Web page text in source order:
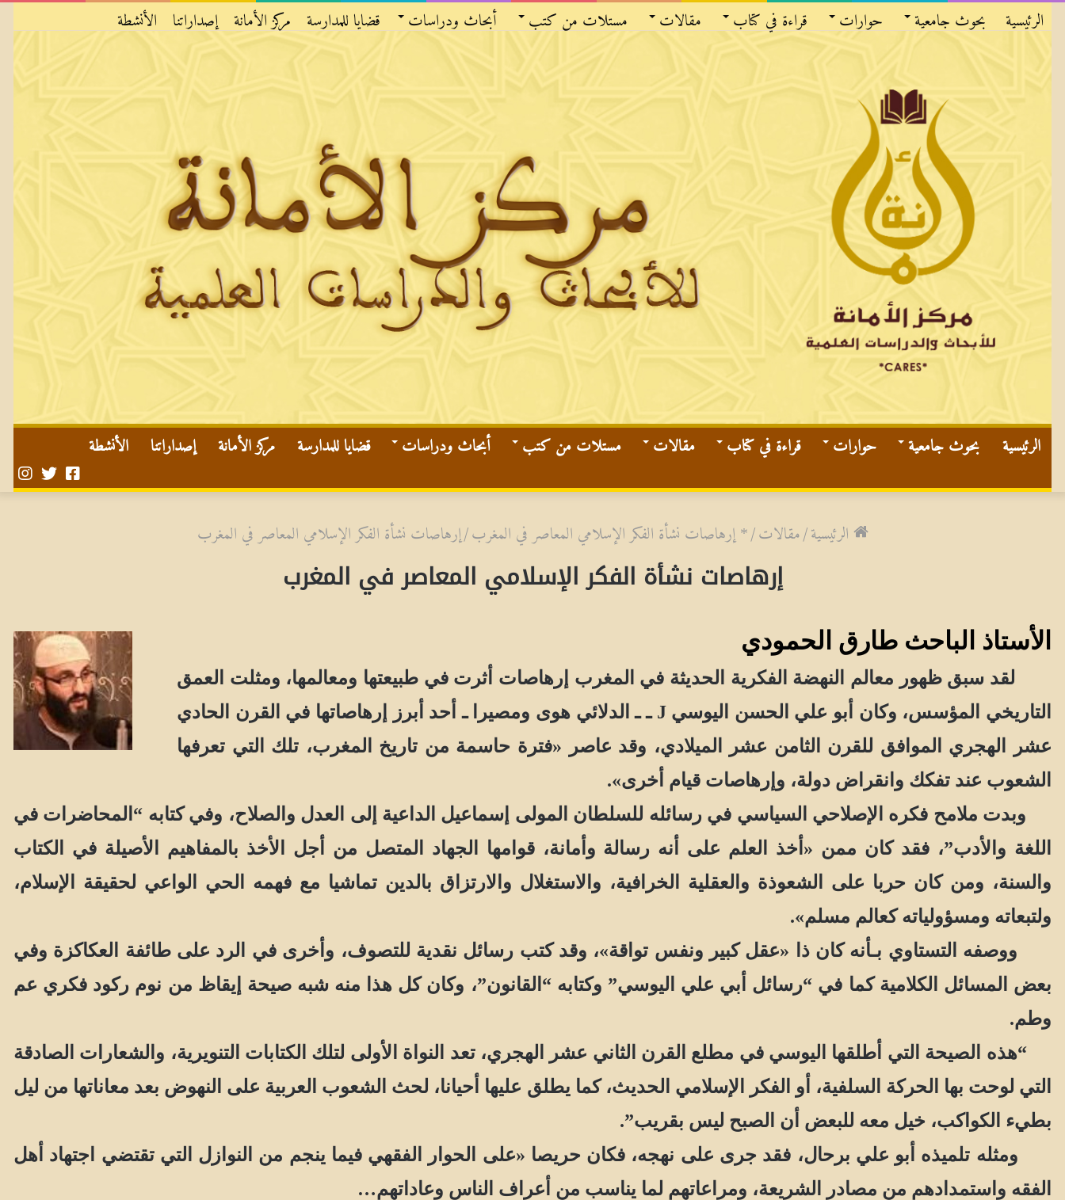
الرئيسية بحوث جامعية حوارات قراءة في كتاب مقالات مستلات من كتب أبحاث ودراسات قضايا للمدارسة مركز الأمانة إصداراتنا الأنشطة
الرئيسية بحوث جامعية حوارات قراءة في كتاب مقالات مستلات من كتب أبحاث ودراسات قضايا للمدارسة مركز الأمانة إصداراتنا الأنشطة
في
حسابنا
على
صفحتنا
على
الرئيسية/مقالات/* إرهاصات نشأة الفكر الإسلامي المعاصر في المغرب/إرهاصات نشأة الفكر الإسلامي المعاصر في المغرب
إرهاصات نشأة الفكر الإسلامي المعاصر في المغرب
الأستاذ الباحث طارق الحمودي
لقد سبق ظهور معالم النهضة الفكرية الحديثة في المغرب إرهاصات أثرت في طبيعتها ومعالمها، ومثلت العمق
التاريخي المؤسس، وكان أبو علي الحسن اليوسي J ـ ـ الدلائي هوى ومصيرا ـ أحد أبرز إرهاصاتها في القرن الحادي
عشر الهجري الموافق للقرن الثامن عشر الميلادي، وقد عاصر «فترة حاسمة من تاريخ المغرب، تلك التي تعرفها
الشعوب عند تفكك وانقراض دولة، وإرهاصات قيام أخرى».
وبدت ملامح فكره الإصلاحي السياسي في رسائله للسلطان المولى إسماعيل الداعية إلى العدل والصلاح، وفي كتابه “المحاضرات في
اللغة والأدب”، فقد كان ممن «أخذ العلم على أنه رسالة وأمانة، قوامها الجهاد المتصل من أجل الأخذ بالمفاهيم الأصيلة في الكتاب
والسنة، ومن كان حربا على الشعوذة والعقلية الخرافية، والاستغلال والارتزاق بالدين تماشيا مع فهمه الحي الواعي لحقيقة الإسلام،
ولتبعاته ومسؤولياته كعالم مسلم».
ووصفه التستاوي بـأنه كان ذا «عقل كبير ونفس تواقة»، وقد كتب رسائل نقدية للتصوف، وأخرى في الرد على طائفة العكاكزة وفي
بعض المسائل الكلامية كما في “رسائل أبي علي اليوسي” وكتابه “القانون”، وكان كل هذا منه شبه صيحة إيقاظ من نوم ركود فكري عم
وطم.
“هذه الصيحة التي أطلقها اليوسي في مطلع القرن الثاني عشر الهجري، تعد النواة الأولى لتلك الكتابات التنويرية، والشعارات الصادقة
التي لوحت بها الحركة السلفية، أو الفكر الإسلامي الحديث، كما يطلق عليها أحيانا، لحث الشعوب العربية على النهوض بعد معاناتها من ليل
بطيء الكواكب، خيل معه للبعض أن الصبح ليس بقريب”.
ومثله تلميذه أبو علي برحال، فقد جرى على نهجه، فكان حريصا «على الحوار الفقهي فيما ينجم من النوازل التي تقتضي اجتهاد أهل
الفقه واستمدادهم من مصادر الشريعة، ومراعاتهم لما يناسب من أعراف الناس وعاداتهم…